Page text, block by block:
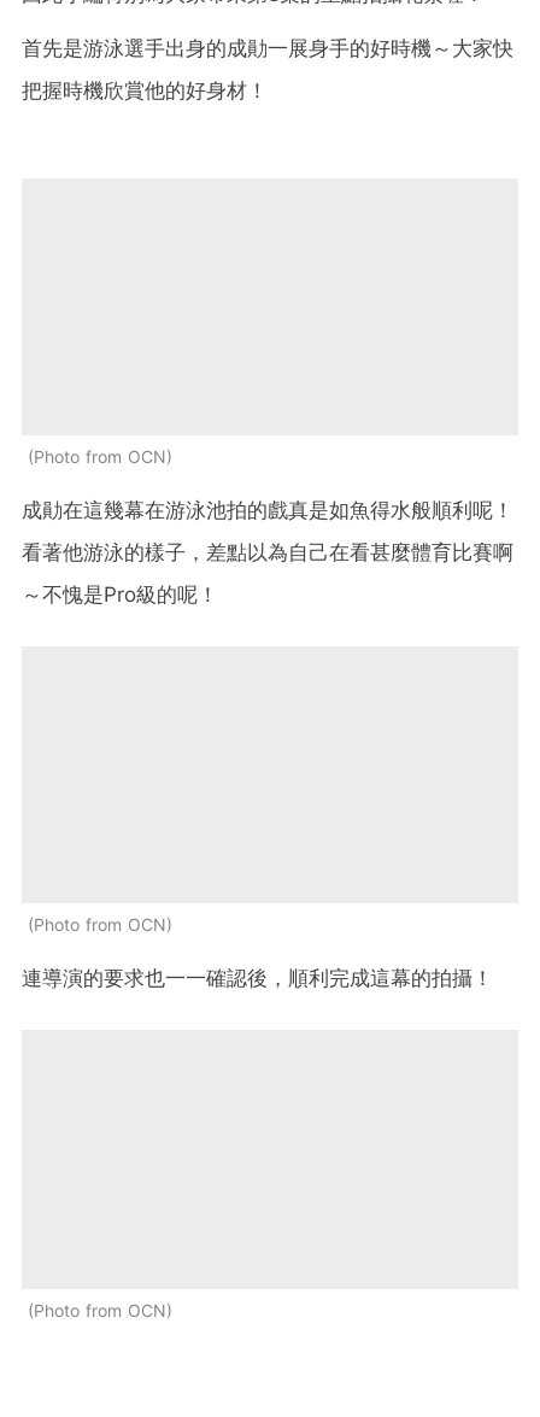
首先是游泳選手出身的成勛一展身手的好時機～大家快
把握時機欣賞他的好身材！
Photo from OCN
成勛在這幾幕在游泳池拍的戲真是如魚得水般順利呢！
看著他游泳的樣子，差點以為自己在看甚麼體育比賽啊
～不愧是Pro級的呢！
Photo from OCN
連導演的要求也一一確認後，順利完成這幕的拍攝！
Photo from OCN